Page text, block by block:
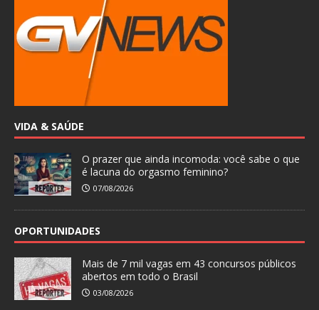
VIDA & SAÚDE
O prazer que ainda incomoda: você sabe o que
é lacuna do orgasmo feminino?
07/08/2026
OPORTUNIDADES
Mais de 7 mil vagas em 43 concursos públicos
abertos em todo o Brasil
03/08/2026